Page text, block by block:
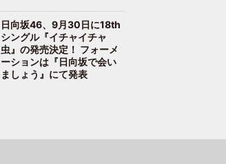
日向坂46、9月30日に18th
シングル『イチャイチャ
虫』の発売決定！ フォーメ
ーションは『日向坂で会い
ましょう』にて発表